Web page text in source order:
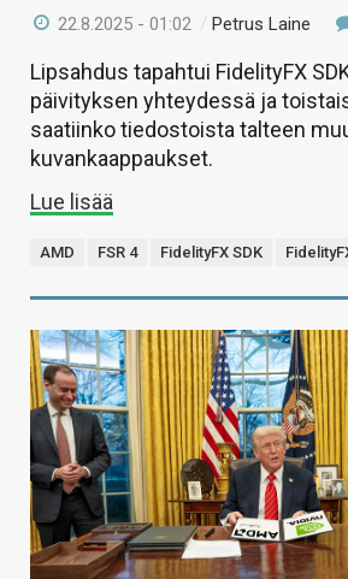
22.8.2025 - 01:02 /Petrus Laine
Lipsahdus tapahtui FidelityFX
päivityksen yhteydessä ja
saatiinko tiedostoista talteen
kuvankaappaukset.
Lue lisää
AMD FSR 4 FidelityFX SDK